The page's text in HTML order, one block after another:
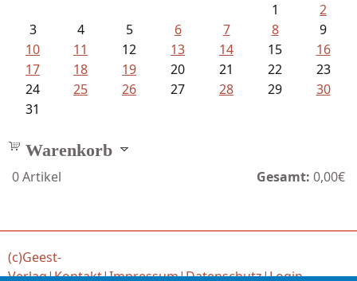
1
2
3
4 5 6 7 8
9
10
11 12 13 14 15
16
17
18 19 20 21 22
23
24
25 26 27 28 29
30
31
Warenkorb
0Artikel Gesamt: 0,00€
(c)Geest-
Verlag|Kontakt|Impressum|Datenschutz|Login